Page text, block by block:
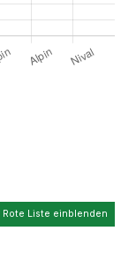
Rote Liste einblenden